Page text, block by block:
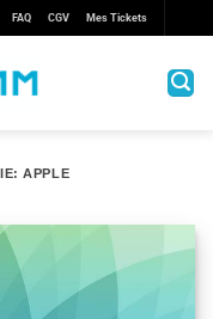
FAQ CGV Mes Tickets
APPLE